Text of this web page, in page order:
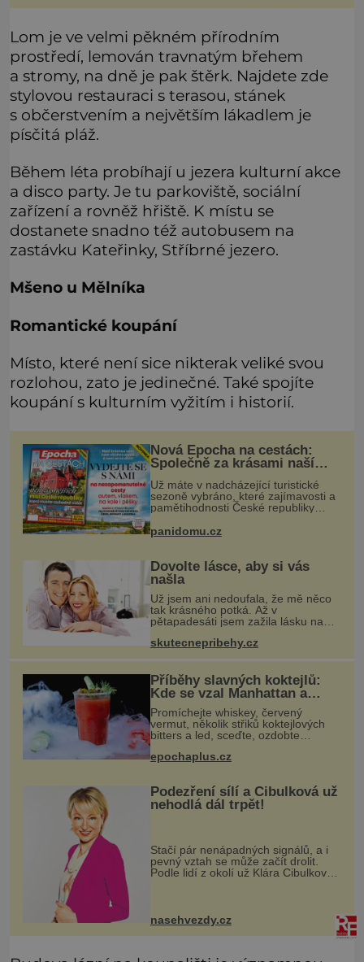
Lom je ve velmi pěkném přírodním
prostředí, lemován travnatým břehem
a stromy, na dně je pak štěrk. Najdete zde
stylovou restauraci s terasou, stánek
s občerstvením a největším lákadlem je
písčitá pláž.
Během léta probíhají u jezera kulturní akce
a disco party. Je tu parkoviště, sociální
zařízení a rovněž hřiště. K místu se
dostanete snadno též autobusem na
zastávku Kateřinky, Stříbrné jezero.
Mšeno u Mělníka
Romantické koupání
Místo, které není sice nikterak veliké svou
rozlohou, zato je jedinečné. Také spojíte
koupání s kulturním vyžitím i historií.
Nová Epocha na cestách:
Společně za krásami naší
vlasti
Už máte v nadcházející turistické
sezoně vybráno, které zajímavosti a
pamětihodnosti České republiky
navštívíte? V prodeji je právě nové
číslo Epochy na cestách, které vám
při rozhodování určitě pomůž
panidomu.cz
Dovolte lásce, aby si vás
našla
Už jsem ani nedoufala, že mě něco
tak krásného potká. Až v
pětapadesáti jsem zažila lásku na
vdávala, když mi bylo dvacet. Oba
skutecnepribehy.cz
Příběhy slavných koktejlů:
Kde se vzal Manhattan a
Bloody Mary?
Promíchejte whiskey, červený
vermut, několik střiků koktejlových
bitters a led, sceďte, ozdobte
koktejlovou třešinkou a tadá…
Manhattan je tu! A pokud to má být
epochaplus.cz
Podezření sílí a Cibulková už
nehodlá dál trpět!
Stačí pár nenápadných signálů, a i
pevný vztah se může začít drolit.
Podle lidí z okolí už Klára Cibulková
nasehvezdy.cz